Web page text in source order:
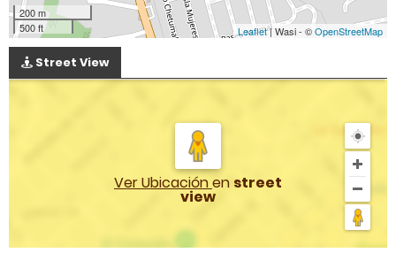
200 m
500 ft
Leaflet| Wasi - ©OpenStreetMap
Street View
Ver Ubicaciónen street
view